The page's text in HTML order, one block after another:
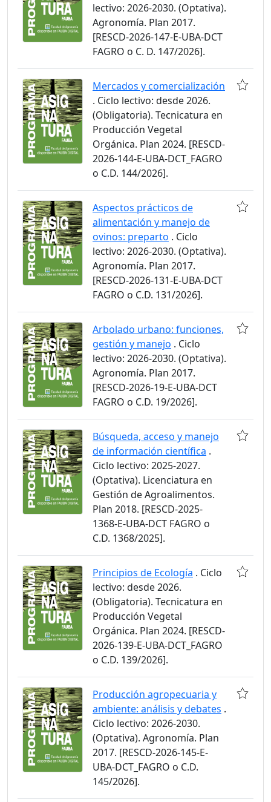
lectivo: 2026-2030. (Optativa).
Agronomía. Plan 2017.
[RESCD-2026-147-E-UBA-DCT
FAGRO o C. D. 147/2026].
Mercados y comercialización
. Ciclo lectivo: desde 2026.
(Obligatoria). Tecnicatura en
Producción Vegetal
Orgánica. Plan 2024. [RESCD-
2026-144-E-UBA-DCT_FAGRO
o C.D. 144/2026].
Aspectos prácticos de
alimentación y manejo de
ovinos: preparto . Ciclo
lectivo: 2026-2030. (Optativa).
Agronomía. Plan 2017.
[RESCD-2026-131-E-UBA-DCT
FAGRO o C.D. 131/2026].
Arbolado urbano: funciones,
gestión y manejo . Ciclo
lectivo: 2026-2030. (Optativa).
Agronomía. Plan 2017.
[RESCD-2026-19-E-UBA-DCT
FAGRO o C.D. 19/2026].
Búsqueda, acceso y manejo
de información científica .
Ciclo lectivo: 2025-2027.
(Optativa). Licenciatura en
Gestión de Agroalimentos.
Plan 2018. [RESCD-2025-
1368-E-UBA-DCT FAGRO o
C.D. 1368/2025].
Principios de Ecología . Ciclo
lectivo: desde 2026.
(Obligatoria). Tecnicatura en
Producción Vegetal
Orgánica. Plan 2024. [RESCD-
2026-139-E-UBA-DCT_FAGRO
o C.D. 139/2026].
Producción agropecuaria y
ambiente: análisis y debates .
Ciclo lectivo: 2026-2030.
(Optativa). Agronomía. Plan
2017. [RESCD-2026-145-E-
UBA-DCT_FAGRO o C.D.
145/2026].